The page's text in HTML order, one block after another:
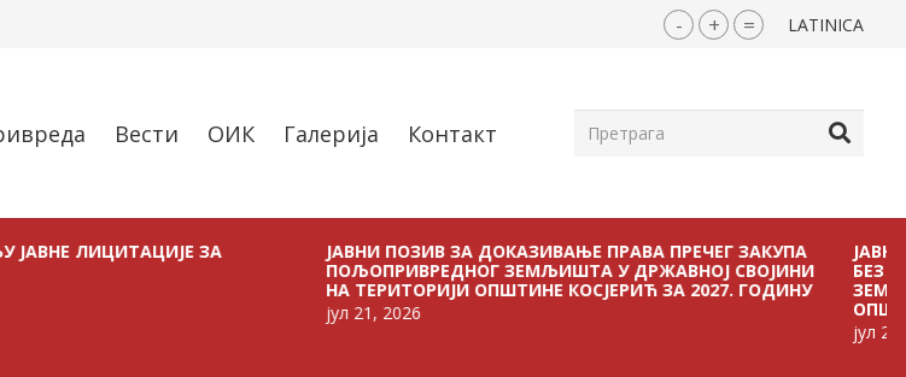
- + = LATINICA
Вести ОИК Галерија Контакт
ЗА
ЈАВНИ ПОЗИВ ЗА ДОКАЗИВАЊЕ ПРАВА ПРЕЧЕГ ЗАКУПА
ПОЉОПРИВРЕДНОГ ЗЕМЉИШТА У ДРЖАВНОЈ СВОЈИНИ
НА ТЕРИТОРИЈИ ОПШТИНЕ КОСЈЕРИЋ ЗА 2027. ГОДИНУ
јул 21, 2026
ЈАВНИ
БЕЗ
ЗЕМЉИШТА У
ОПШТИНЕ
јул 21, 2026